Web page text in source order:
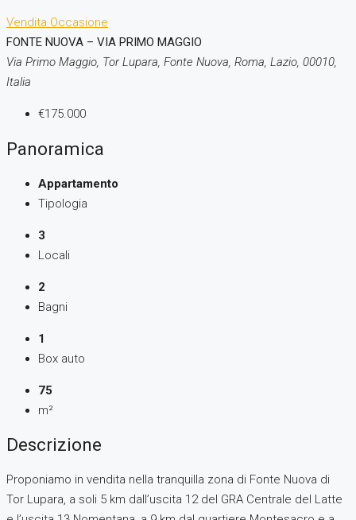
Vendita Occasione
FONTE NUOVA – VIA PRIMO MAGGIO
Via Primo Maggio, Tor Lupara, Fonte Nuova, Roma, Lazio, 00010,
Italia
€175.000
Panoramica
Appartamento
Tipologia
3
Locali
2
Bagni
1
Box auto
75
m²
Descrizione
Proponiamo in vendita nella tranquilla zona di Fonte Nuova di
Tor Lupara, a soli 5 km dall’uscita 12 del GRA Centrale del Latte